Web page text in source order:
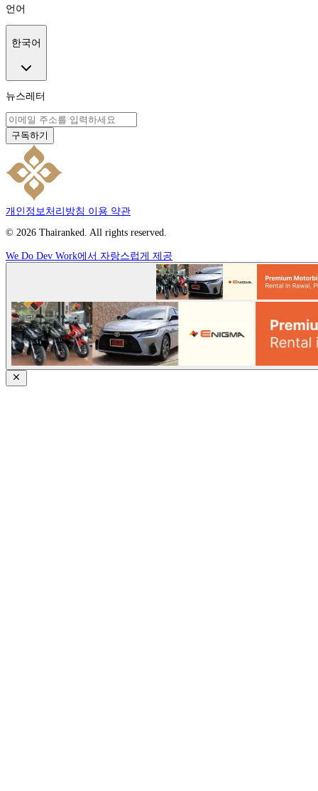
언어
한국어
뉴스레터
구독하기
개인정보처리방침 이용 약관
© 2026 Thairanked. All rights reserved.
We Do Dev Work에서 자랑스럽게 제공